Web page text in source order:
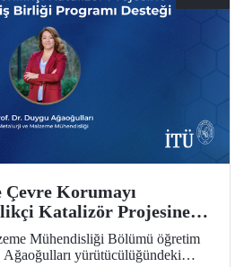
Korumayı
Katalizör Projesine
Programı Desteği
Mühendisliği Bölümü öğretim
yürütücülüğündeki